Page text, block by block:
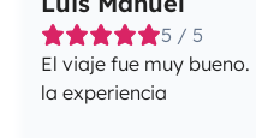
5 / 5
El viaje fue muy
la experiencia